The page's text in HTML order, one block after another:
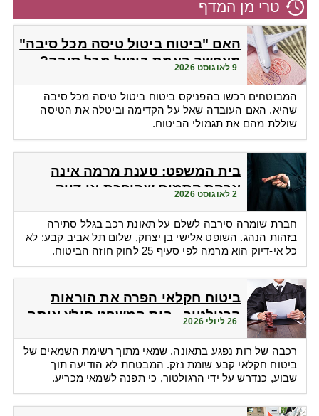
טרי מן המדף
האם "ביטוח ביטול טיסה מכל סיבה"
מאפשר באמת ביטול מכל סיבה?
9 לאוגוסט 2026
המבוטחים רכשו בהפניקס ביטוח ביטול טיסה מכל סיבה
שהיא. האם העובדה שאל על הקדימה וביטלה את הטיסה
שוללת מהם את תגמולי הביטוח.
בית המשפט: טענת מרמה אינה
אבקת קסמים שהופכת אי-דיוק
2 לאוגוסט 2026
חברת שומרה סירבה לשלם על תאונת רכב בגלל סתירה
בזהות הנהג. השופט אלישי בן יצחק, שלום תל אביב קבע: לא
כל אי-דיוק הוא מרמה לפי סעיף 25 לחוק חוזה הביטוח.
ביטוח חקלאי הפרה את הוראות
הרגולטור - בית המשפט חילץ אותה
26 ליולי 2026
רכבה של רות נפגע בתאונה. שמאי מתוך רשימת השמאים של
ביטוח חקלאי קבע שומת נזק. המבטחת לא הודיעה תוך
שבוע, כנדרש על ידי הרגולטור, כי תפנה לשמאי מכריע.